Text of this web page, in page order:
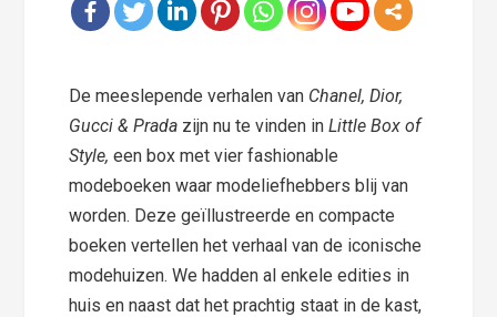
De meeslepende verhalen van Chanel, Dior,
Gucci & Prada zijn nu te vinden inLittle Box of
Style,een box met vier fashionable
modeboeken waar modeliefhebbers blij van
worden. Deze geïllustreerde en compacte
boeken vertellen het verhaal van de iconische
modehuizen. We hadden al enkele edities in
huis en naast dat het prachtig staat in de kast,